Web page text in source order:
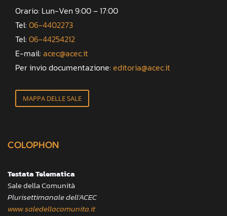
Orario: Lun-Ven 9:00 – 17:00
Tel: 06-4402273
Tel: 06-44254212
E-mail: acec@acec.it
Per invio documentazione: editoria@acec.it
MAPPA DELLE SALE
COLOPHON
Testata Telematica
Sale della Comunità
Plurisettimanale dell’ACEC
www.saledellacomunita.it